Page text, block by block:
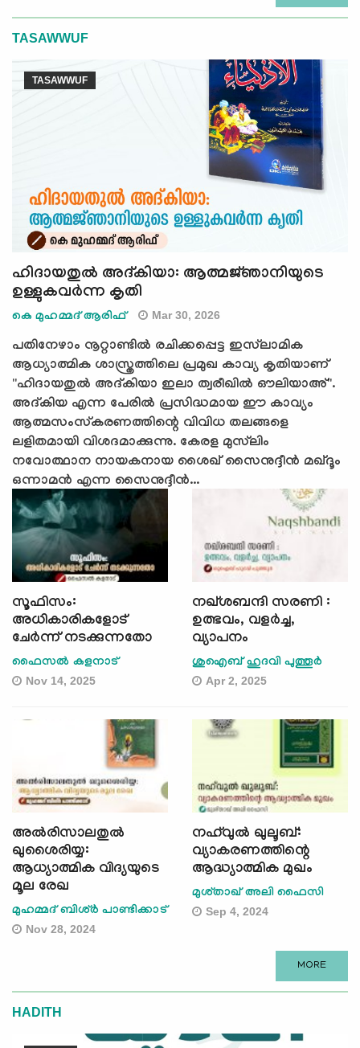
TASAWWUF
TASAWWUF
ഹിദായതുൽ അദ്കിയാ: ആത്മജ്‌ഞാനിയുടെ
ഉള്ളുകവർന്ന കൃതി
കെ മുഹമ്മദ് ആരിഫ് Mar 30, 2026
പതിനേഴാം നൂറ്റാണ്ടിൽ രചിക്കപ്പെട്ട ഇസ്‌ലാമിക
ആധ്യാത്മിക ശാസ്ത്രത്തിലെ പ്രമുഖ കാവ്യ കൃതിയാണ്
"ഹിദായതുൽ അദ്കിയാ ഇലാ ത്വരീഖിൽ ഔലിയാഅ്".
അദ്കിയ എന്ന പേരിൽ പ്രസിദ്ധമായ ഈ കാവ്യം
ആത്മസംസ്‌കരണത്തിന്റെ വിവിധ തലങ്ങളെ
ലളിതമായി വിശദമാക്കുന്നു. കേരള മുസ്‌ലിം
നവോത്ഥാന നായകനായ ശൈഖ് സൈനുദ്ദീൻ മഖ്ദൂം
ഒന്നാമൻ എന്ന സൈനുദ്ദീൻ...
സൂഫിസം:
അധികാരികളോട്
ചേര്‍ന്ന് നടക്കുന്നതോ
ഫൈസല്‍ കളനാട്
Nov 14, 2025
നഖ്ശബന്ദി സരണി :
ഉത്ഭവം, വളർച്ച,
വ്യാപനം
ശുഐബ് ഹുദവി പുത്തൂർ
Apr 2, 2025
അല്‍രിസാലതുൽ
ഖുശൈരിയ്യ:
ആധ്യാത്മിക വിദ്യയുടെ
മൂല രേഖ
മുഹമ്മദ് ബിശ്ർ പാണ്ടിക്കാട്
Nov 28, 2024
നഹ്‌വുൽ ഖുലൂബ്:
വ്യാകരണത്തിന്റെ
ആദ്ധ്യാത്മിക മുഖം
മുശ്താഖ് അലി ഫൈസി
Sep 4, 2024
MORE
HADITH